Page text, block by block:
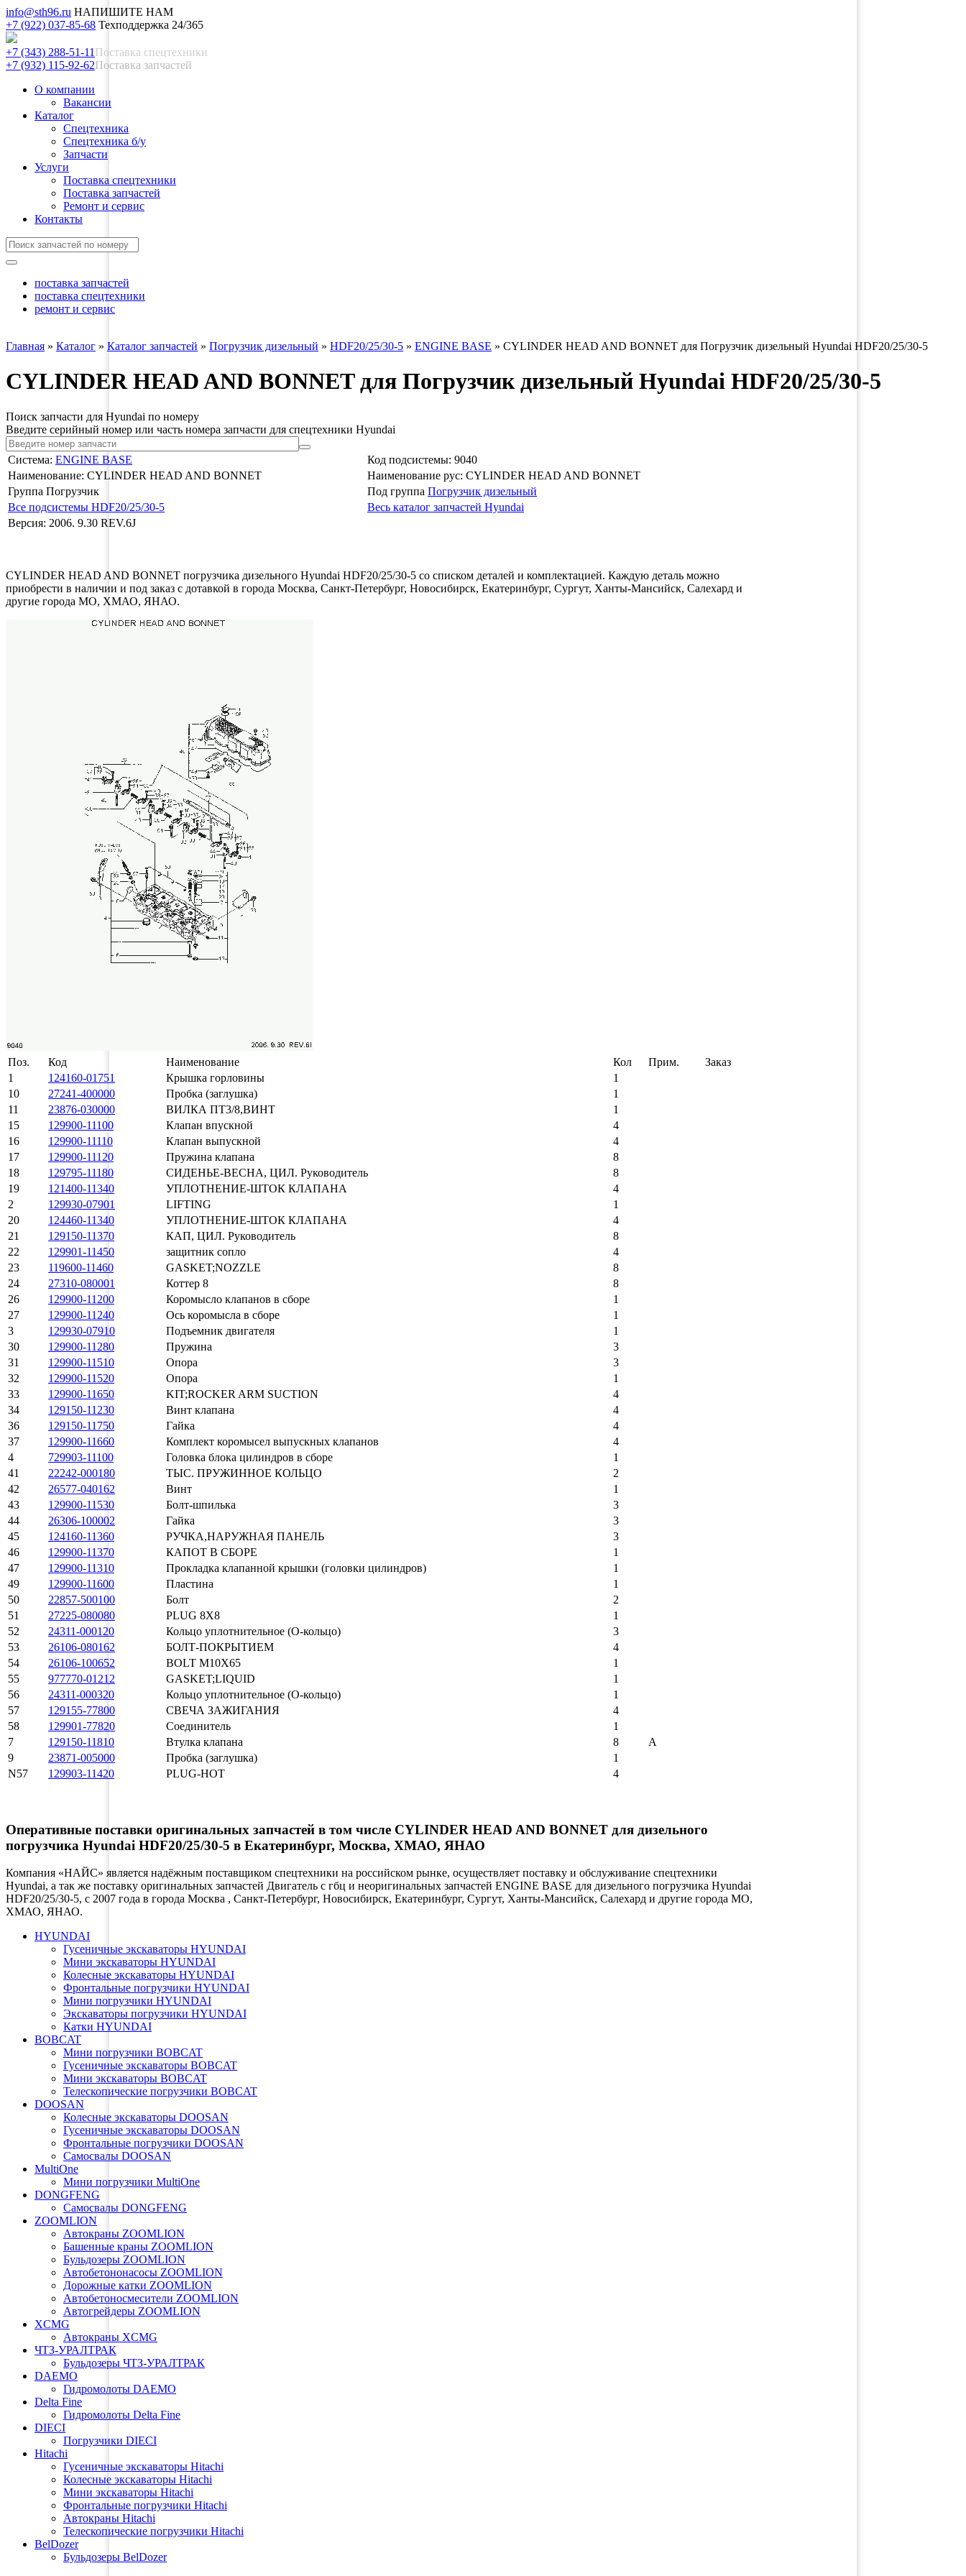
info@sth96.ru НАПИШИТЕ НАМ
+7 (922) 037-85-68 Техподдержка 24/365
+7 (343) 288-51-11 Поставка спецтехники
+7 (932) 115-92-62Поставка запчастей
О компании
Вакансии
Каталог
Спецтехника
Спецтехника б/у
Запчасти
Услуги
Поставка спецтехники
Поставка запчастей
Ремонт и сервис
Контакты
поставка запчастей
поставка спецтехники
ремонт и сервис
Главная » Каталог » Каталог запчастей » Погрузчик дизельный » HDF20/25/30-5 » ENGINE BASE » CYLINDER HEAD AND BONNET для Погрузчик дизельный Hyundai HDF20/25/30-5
CYLINDER HEAD AND BONNET для Погрузчик дизельный Hyundai HDF20/25/30-5
Поиск запчасти для Hyundai по номеру
Введите серийный номер или часть номера запчасти для спецтехники Hyundai
Система: ENGINE BASE
Код подсистемы: 9040
Наименование: CYLINDER HEAD AND BONNET
Наименование рус: CYLINDER HEAD AND BONNET
Группа Погрузчик
Под группа Погрузчик дизельный
Все подсистемы HDF20/25/30-5
Весь каталог запчастей Hyundai
Версия: 2006. 9.30 REV.6J
CYLINDER HEAD AND BONNET погрузчика дизельного Hyundai HDF20/25/30-5 со списком деталей и комплектацией. Каждую деталь можно
приобрести в наличии и под заказ с дотавкой в города Москва, Санкт-Петербург, Новосибирск, Екатеринбург, Сургут, Ханты-Мансийск, Салехард и
другие города МО, ХМАО, ЯНАО.
Поз. Код Наименование Кол Прим.
Заказ
1
124160-01751 Крышка горловины
1
10
27241-400000 Пробка (заглушка)
1
11
23876-030000 ВИЛКА ПТ3/8,ВИНТ
1
15
129900-11100 Клапан впускной
4
16
129900-11110 Клапан выпускной
4
17
129900-11120 Пружина клапана
8
18
129795-11180 СИДЕНЬЕ-ВЕСНА, ЦИЛ. Руководитель
8
19
121400-11340 УПЛОТНЕНИЕ-ШТОК КЛАПАНА
4
2
129930-07901 LIFTING
1
20
124460-11340 УПЛОТНЕНИЕ-ШТОК КЛАПАНА
4
21
129150-11370 КАП, ЦИЛ. Руководитель
8
22
129901-11450 защитник сопло
4
23
119600-11460 GASKET;NOZZLE
8
24
27310-080001 Коттер 8
8
26
129900-11200 Коромысло клапанов в сборе
1
27
129900-11240 Ось коромысла в сборе
1
3
129930-07910 Подъемник двигателя
1
30
129900-11280 Пружина
3
31
129900-11510 Опора
3
32
129900-11520 Опора
1
33
129900-11650 KIT;ROCKER ARM SUCTION
4
34
129150-11230 Винт клапана
4
36
129150-11750 Гайка
4
37
129900-11660 Комплект коромысел выпускных клапанов
4
4
729903-11100 Головка блока цилиндров в сборе
1
41
22242-000180 ТЫС. ПРУЖИННОЕ КОЛЬЦО
2
42
26577-040162 Винт
1
43
129900-11530 Болт-шпилька
3
44
26306-100002 Гайка
3
45
124160-11360 РУЧКА,НАРУЖНАЯ ПАНЕЛЬ
3
46
129900-11370 КАПОТ В СБОРЕ
1
47
129900-11310 Прокладка клапанной крышки (головки цилиндров)
1
49
129900-11600 Пластина
1
50
22857-500100 Болт
2
51
27225-080080 PLUG 8X8
1
52
24311-000120 Кольцо уплотнительное (О-кольцо)
3
53
26106-080162 БОЛТ-ПОКРЫТИЕМ
4
54
26106-100652 BOLT M10X65
1
55
977770-01212 GASKET;LIQUID
1
56
24311-000320 Кольцо уплотнительное (О-кольцо)
1
57
129155-77800 СВЕЧА ЗАЖИГАНИЯ
4
58
129901-77820 Соединитель
1
7
129150-11810 Втулка клапана 8
A
9
23871-005000 Пробка (заглушка)
1
N57
129903-11420 PLUG-HOT 4
Оперативные поставки оригинальных запчастей в том числе CYLINDER HEAD AND BONNET для дизельного
погрузчика Hyundai HDF20/25/30-5 в Екатеринбург, Москва, ХМАО, ЯНАО
Компания «НАЙС» является надёжным поставщиком спецтехники на российском рынке, осуществляет поставку и обслуживание спецтехники
Hyundai, а так же поставку оригинальных запчастей Двигатель с гбц и неоригинальных запчастей ENGINE BASE для дизельного погрузчика Hyundai
HDF20/25/30-5, с 2007 года в города Москва , Санкт-Петербург, Новосибирск, Екатеринбург, Сургут, Ханты-Мансийск, Салехард и другие города МО,
ХМАО, ЯНАО.
HYUNDAI
Гусеничные экскаваторы HYUNDAI
Мини экскаваторы HYUNDAI
Колесные экскаваторы HYUNDAI
Фронтальные погрузчики HYUNDAI
Мини погрузчики HYUNDAI
Экскаваторы погрузчики HYUNDAI
Катки HYUNDAI
BOBCAT
Мини погрузчики BOBCAT
Гусеничные экскаваторы BOBCAT
Мини экскаваторы BOBCAT
Телескопические погрузчики BOBCAT
DOOSAN
Колесные экскаваторы DOOSAN
Гусеничные экскаваторы DOOSAN
Фронтальные погрузчики DOOSAN
Самосвалы DOOSAN
MultiOne
Мини погрузчики MultiOne
DONGFENG
Самосвалы DONGFENG
ZOOMLION
Автокраны ZOOMLION
Башенные краны ZOOMLION
Бульдозеры ZOOMLION
Автобетононасосы ZOOMLION
Дорожные катки ZOOMLION
Автобетоносмесители ZOOMLION
Автогрейдеры ZOOMLION
XCMG
Автокраны XCMG
ЧТЗ-УРАЛТРАК
Бульдозеры ЧТЗ-УРАЛТРАК
DAEMO
Гидромолоты DAEMO
Delta Fine
Гидромолоты Delta Fine
DIECI
Погрузчики DIECI
Hitachi
Гусеничные экскаваторы Hitachi
Колесные экскаваторы Hitachi
Мини экскаваторы Hitachi
Фронтальные погрузчики Hitachi
Автокраны Hitachi
Телескопические погрузчики Hitachi
BelDozer
Бульдозеры BelDozer